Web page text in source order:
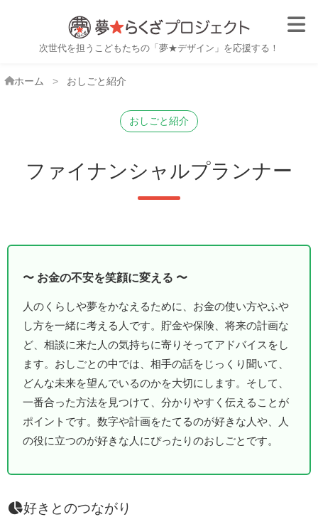
子ども職業体験・おしごと体
次世代を担うこどもたちの「夢★デザイン」を応援する！
ホーム おしごと紹介
おしごと紹介
ファイナンシャルプランナー
お金の不安を笑顔に変える
人のくらしや夢をかなえるために、お金の使い方やふや
し方を一緒に考える人です。貯金や保険、将来の計画な
ど、相談に来た人の気持ちに寄りそってアドバイスをし
ます。おしごとの中では、相手の話をじっくり聞いて、
どんな未来を望んでいるのかを大切にします。そして、
一番合った方法を見つけて、分かりやすく伝えることが
ポイントです。数字や計画をたてるのが好きな人や、人
の役に立つのが好きな人にぴったりのおしごとです。
好きとのつながり